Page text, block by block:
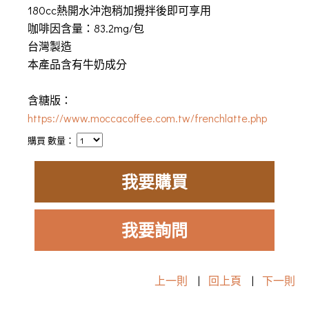
180cc熱開水沖泡稍加攪拌後即可享用
咖啡因含量：83.2mg/包
台灣製造
本產品含有牛奶成分
含糖版：
https://www.moccacoffee.com.tw/frenchlatte.php
購買 數量：
我要購買
我要詢問
上一則 | 回上頁 | 下一則